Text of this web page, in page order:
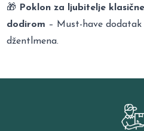
🎁
Poklon za ljubitelje
dodirom – Must-have
džentlmena.